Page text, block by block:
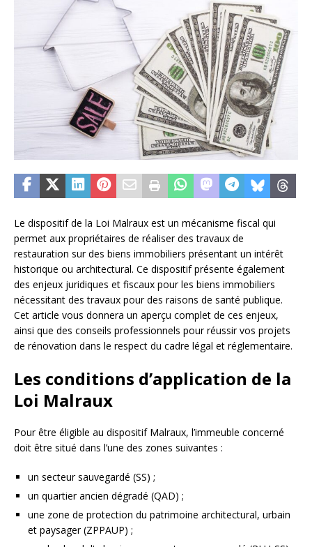
Le dispositif de la Loi Malraux est un mécanisme fiscal qui
permet aux propriétaires de réaliser des travaux de
restauration sur des biens immobiliers présentant un intérêt
historique ou architectural. Ce dispositif présente également
des enjeux juridiques et fiscaux pour les biens immobiliers
nécessitant des travaux pour des raisons de santé publique.
Cet article vous donnera un aperçu complet de ces enjeux,
ainsi que des conseils professionnels pour réussir vos projets
de rénovation dans le respect du cadre légal et réglementaire.
Les conditions d’application de la
Loi Malraux
Pour être éligible au dispositif Malraux, l’immeuble concerné
doit être situé dans l’une des zones suivantes :
un secteur sauvegardé (SS) ;
un quartier ancien dégradé (QAD) ;
une zone de protection du patrimoine architectural, urbain
et paysager (ZPPAUP) ;